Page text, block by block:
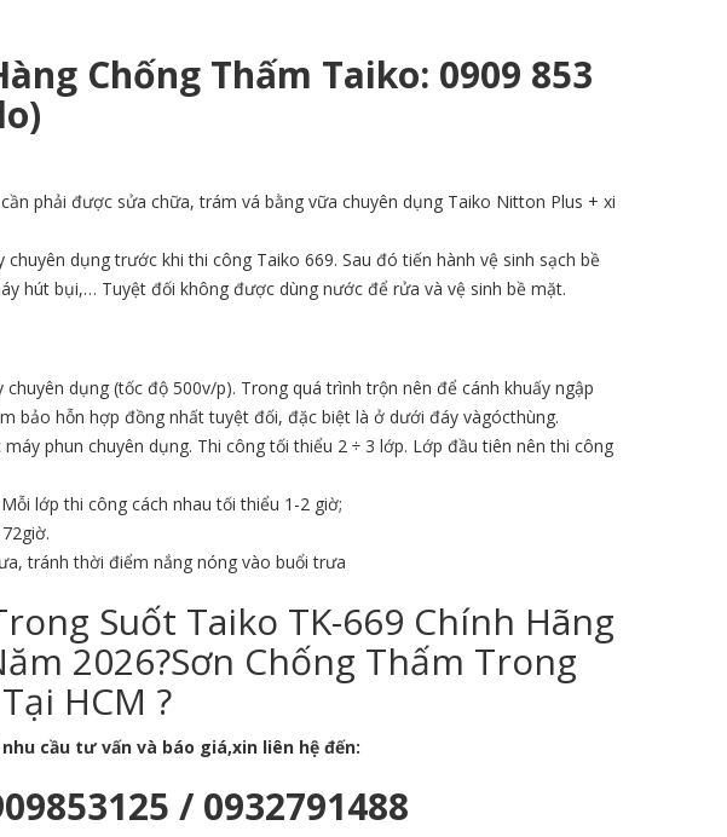
Chống Thấm Taiko: 0909 853
phải được sửa chữa, trám vá bằng vữa chuyên dụng Taiko Nitton Plus + xi
dụng trước khi thi công Taiko 669. Sau đó tiến hành vệ sinh sạch bề
hút bụi,… Tuyệt đối không được dùng nước để rửa và vệ sinh bề mặt.
dụng (tốc độ 500v/p). Trong quá trình trộn nên để cánh khuấy ngập
bảo hỗn hợp đồng nhất tuyệt đối, đặc biệt là ở dưới đáy vàgócthùng.
phun chuyên dụng. Thi công tối thiểu 2 ÷ 3 lớp. Lớp đầu tiên nên thi công
lớp thi công cách nhau tối thiểu 1-2 giờ;
tránh thời điểm nắng nóng vào buổi trưa
Suốt Taiko TK-669 Chính Hãng
2026?Sơn Chống Thấm Trong
HCM ?
cầu tư vấn và báo giá,xin liên hệ đến:
/ 0932791488